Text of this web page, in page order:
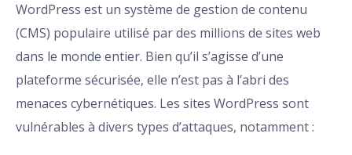
WordPress est un système de gestion de contenu
(CMS) populaire utilisé par des millions de sites web
dans le monde entier. Bien qu’il s’agisse d’une
plateforme sécurisée, elle n’est pas à l’abri des
menaces cybernétiques. Les sites WordPress sont
vulnérables à divers types d’attaques, notamment :